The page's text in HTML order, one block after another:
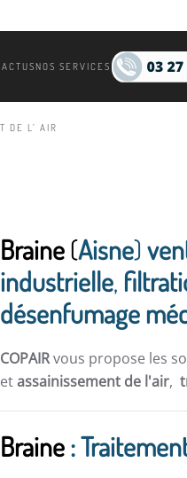
ACTUS NOS SERVICES
DE L’ AIR
Braine(Aisne)
industrielle,
désenfumage
COPAIRvous propose les
etassainissement de l'air,
Braine: